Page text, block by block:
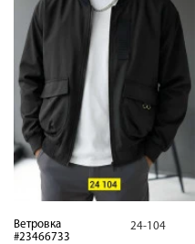
Ветровка
#23466733
24-104